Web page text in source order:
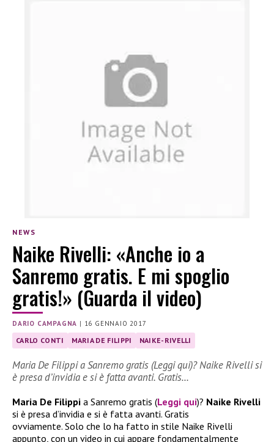
NEWS
Naike Rivelli: «Anche io a
Sanremo gratis. E mi spoglio
gratis!» (Guarda il video)
DARIO CAMPAGNA | 16 GENNAIO 2017
CARLO CONTI MARIA DE FILIPPI NAIKE-RIVELLI
Maria De Filippi a Sanremo gratis (Leggi qui)? Naike Rivelli si
è presa d’invidia e si è fatta avanti. Gratis…
Maria De Filippi a Sanremo gratis (Leggi qui)? Naike Rivelli
si è presa d’invidia e si è fatta avanti. Gratis
ovviamente. Solo che lo ha fatto in stile Naike Rivelli
appunto, con un video in cui appare fondamentalmente